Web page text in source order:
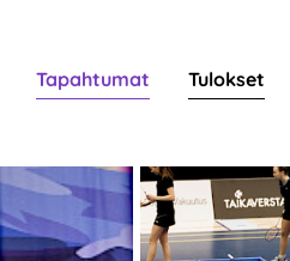
Tapahtumat Tulokset